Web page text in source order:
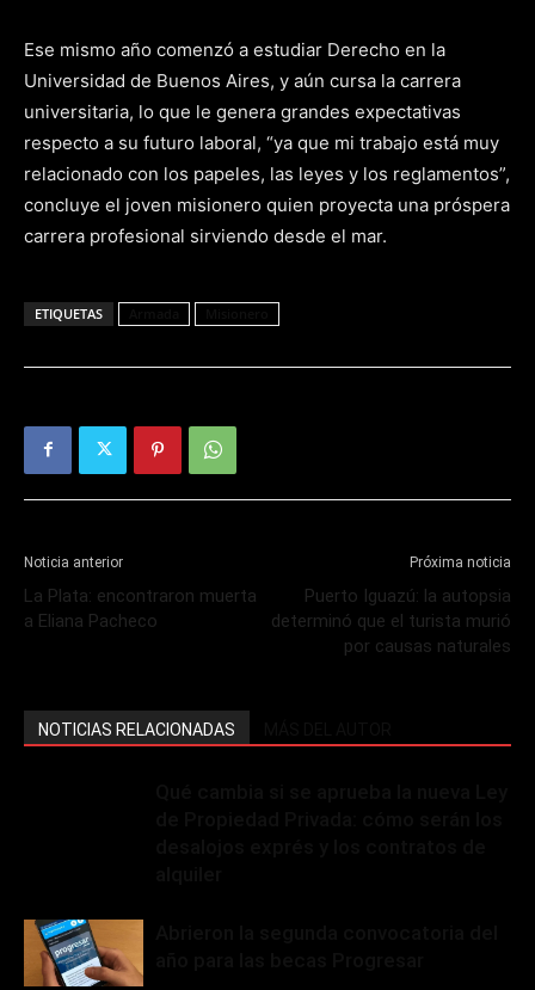
Ese mismo año comenzó a estudiar Derecho en la
Universidad de Buenos Aires, y aún cursa la carrera
universitaria, lo que le genera grandes expectativas
respecto a su futuro laboral, “ya que mi trabajo está muy
relacionado con los papeles, las leyes y los reglamentos”,
concluye el joven misionero quien proyecta una próspera
carrera profesional sirviendo desde el mar.
ETIQUETAS
Noticia anterior
La Plata: encontraron muerta
a Eliana Pacheco
Próxima noticia
Puerto Iguazú: la autopsia
determinó que el turista murió
por causas naturales
NOTICIAS RELACIONADAS